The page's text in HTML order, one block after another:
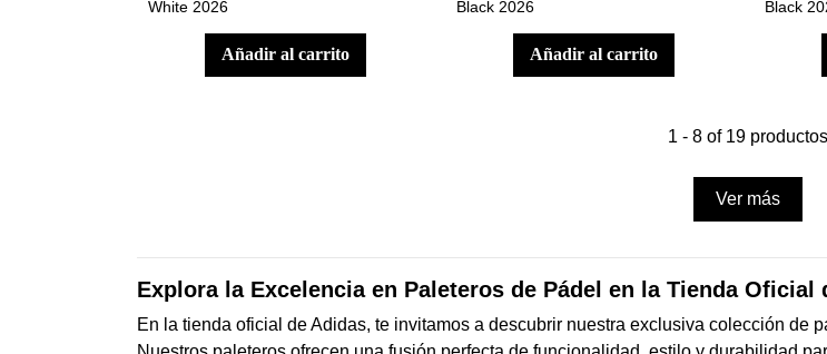
White 2026
añadir al carrito
Black 2026
añadir al carrito
Black
1 - 8 of 19 productos
Ver más
Explora la Excelencia en Paleteros de Pádel en la Tienda Oficial
En la tienda oficial de Adidas, te invitamos a descubrir nuestra exclusiva colección de